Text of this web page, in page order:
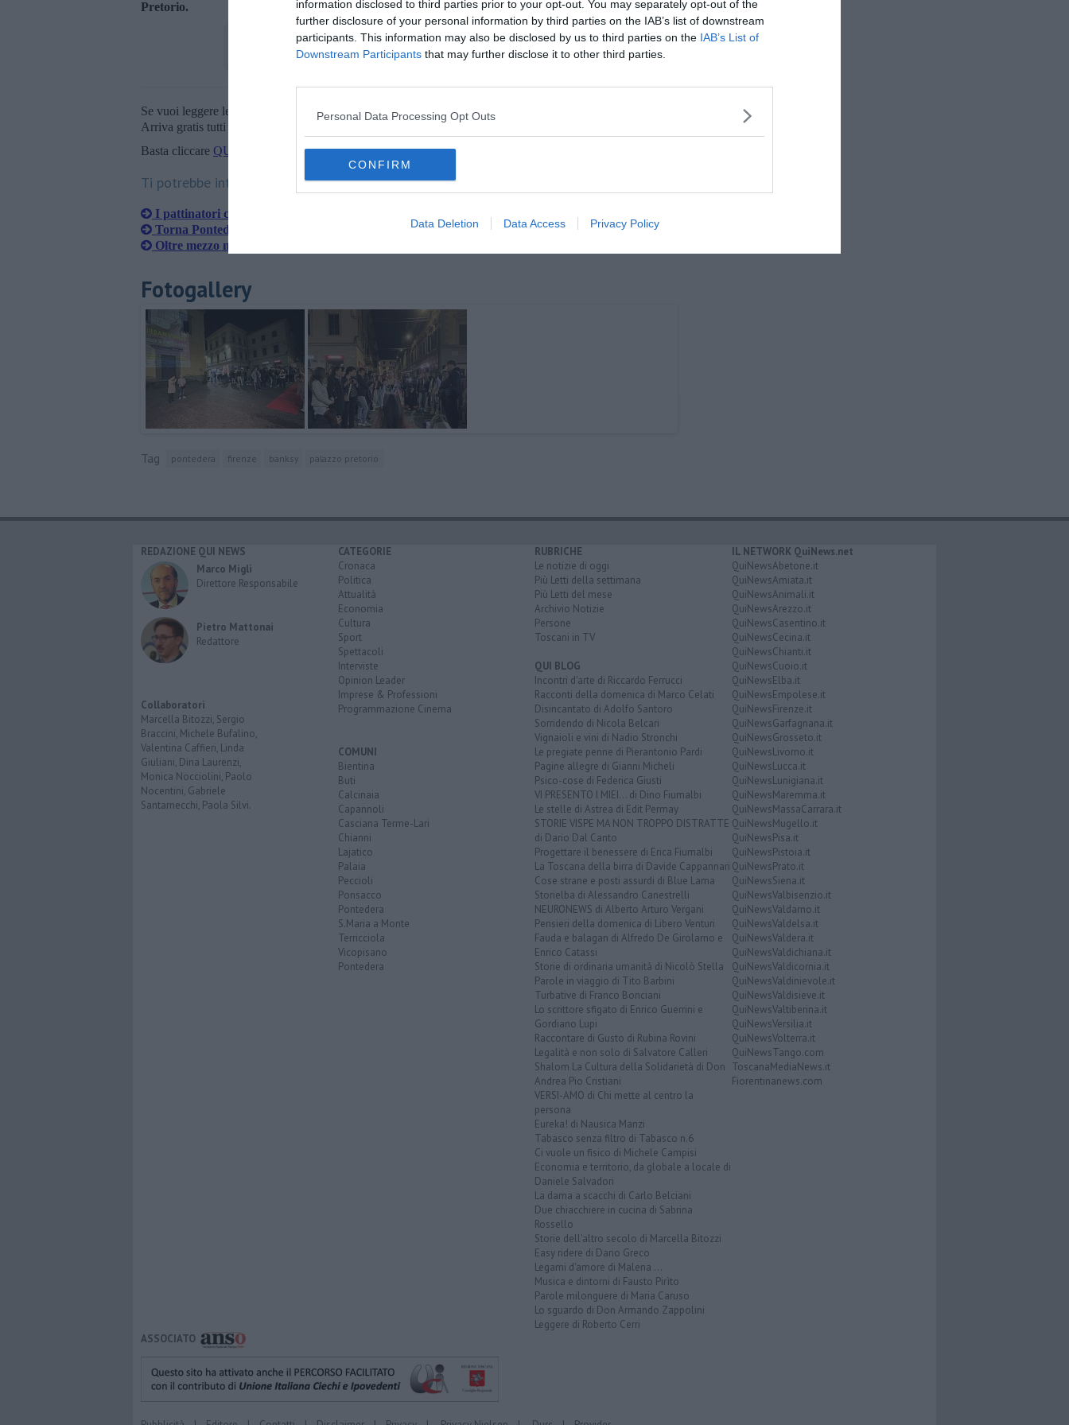
information disclosed to third parties prior to your opt-out. You may separately opt-out of the
further disclosure of your personal information by third parties on the IAB’s list of downstream
participants. This information may also be disclosed by us to third parties on the IAB’s List of
Downstream Participants that may further disclose it to other third parties.
Personal Data Processing Opt Outs
CONFIRM
Data Deletion Data Access Privacy Policy
Pretorio.
Se vuoi leggere le notizie principali della Toscana iscriviti allaNewsletter QUInews - ToscanaMedia.
Arriva gratis tutti i giorni alle 20:00 direttamente nella tua casella di posta.
Basta cliccare QUI
Ti potrebbe interessare anche:
I pattinatori chiedono rifugio a Pontedera
Torna Pontedera Kids, "Eventi contro la desertificazione"
Oltre mezzo milione di euro per l'emergenza abitativa a Cascina
Fotogallery
Tag pontedera firenze banksy palazzo pretorio
REDAZIONE QUI NEWS
Marco Migli
Direttore Responsabile
Pietro Mattonai
Redattore
Collaboratori
Marcella Bitozzi, Sergio
Braccini, Michele Bufalino,
Valentina Caffieri, Linda
Giuliani, Dina Laurenzi,
Monica Nocciolini, Paolo
Nocentini, Gabriele
Santarnecchi, Paola Silvi.
CATEGORIE
Cronaca
Politica
Attualità
Economia
Cultura
Sport
Spettacoli
Interviste
Opinion Leader
Imprese & Professioni
Programmazione Cinema
COMUNI
Bientina
Buti
Calcinaia
Capannoli
Casciana Terme-Lari
Chianni
Lajatico
Palaia
Peccioli
Ponsacco
Pontedera
S.Maria a Monte
Terricciola
Vicopisano
Pontedera
RUBRICHE
Le notizie di oggi
Più Letti della settimana
Più Letti del mese
Archivio Notizie
Persone
Toscani in TV
QUI BLOG
Incontri d'arte di Riccardo Ferrucci
Racconti della domenica di Marco Celati
Disincantato di Adolfo Santoro
Sorridendo di Nicola Belcari
Vignaioli e vini di Nadio Stronchi
Le pregiate penne di Pierantonio Pardi
Pagine allegre di Gianni Micheli
Psico-cose di Federica Giusti
VI PRESENTO I MIEI... di Dino Fiumalbi
Le stelle di Astrea di Edit Permay
STORIE VISPE MA NON TROPPO DISTRATTE
di Dario Dal Canto
Progettare il benessere di Erica Fiumalbi
La Toscana della birra di Davide Cappannari
Cose strane e posti assurdi di Blue Lama
Storielba di Alessandro Canestrelli
NEURONEWS di Alberto Arturo Vergani
Pensieri della domenica di Libero Venturi
Fauda e balagan di Alfredo De Girolamo e
Enrico Catassi
Storie di ordinaria umanità di Nicolò Stella
Parole in viaggio di Tito Barbini
Turbative di Franco Bonciani
Lo scrittore sfigato di Enrico Guerrini e
Gordiano Lupi
Raccontare di Gusto di Rubina Rovini
Legalità e non solo di Salvatore Calleri
Shalom La Cultura della Solidarietà di Don
Andrea Pio Cristiani
VERSI-AMO di Chi mette al centro la
persona
Eureka! di Nausica Manzi
Tabasco senza filtro di Tabasco n.6
Ci vuole un fisico di Michele Campisi
Economia e territorio, da globale a locale di
Daniele Salvadori
La dama a scacchi di Carlo Belciani
Due chiacchiere in cucina di Sabrina
Rossello
Storie dell'altro secolo di Marcella Bitozzi
Easy ridere di Dario Greco
Legami d'amore di Malena ...
Musica e dintorni di Fausto Pirìto
Parole milonguere di Maria Caruso
Lo sguardo di Don Armando Zappolini
Leggere di Roberto Cerri
IL NETWORK QuiNews.net
QuiNewsAbetone.it
QuiNewsAmiata.it
QuiNewsAnimali.it
QuiNewsArezzo.it
QuiNewsCasentino.it
QuiNewsCecina.it
QuiNewsChianti.it
QuiNewsCuoio.it
QuiNewsElba.it
QuiNewsEmpolese.it
QuiNewsFirenze.it
QuiNewsGarfagnana.it
QuiNewsGrosseto.it
QuiNewsLivorno.it
QuiNewsLucca.it
QuiNewsLunigiana.it
QuiNewsMaremma.it
QuiNewsMassaCarrara.it
QuiNewsMugello.it
QuiNewsPisa.it
QuiNewsPistoia.it
QuiNewsPrato.it
QuiNewsSiena.it
QuiNewsValbisenzio.it
QuiNewsValdarno.it
QuiNewsValdelsa.it
QuiNewsValdera.it
QuiNewsValdichiana.it
QuiNewsValdicornia.it
QuiNewsValdinievole.it
QuiNewsValdisieve.it
QuiNewsValtiberina.it
QuiNewsVersilia.it
QuiNewsVolterra.it
QuiNewsTango.com
ToscanaMediaNews.it
Fiorentinanews.com
ASSOCIATO